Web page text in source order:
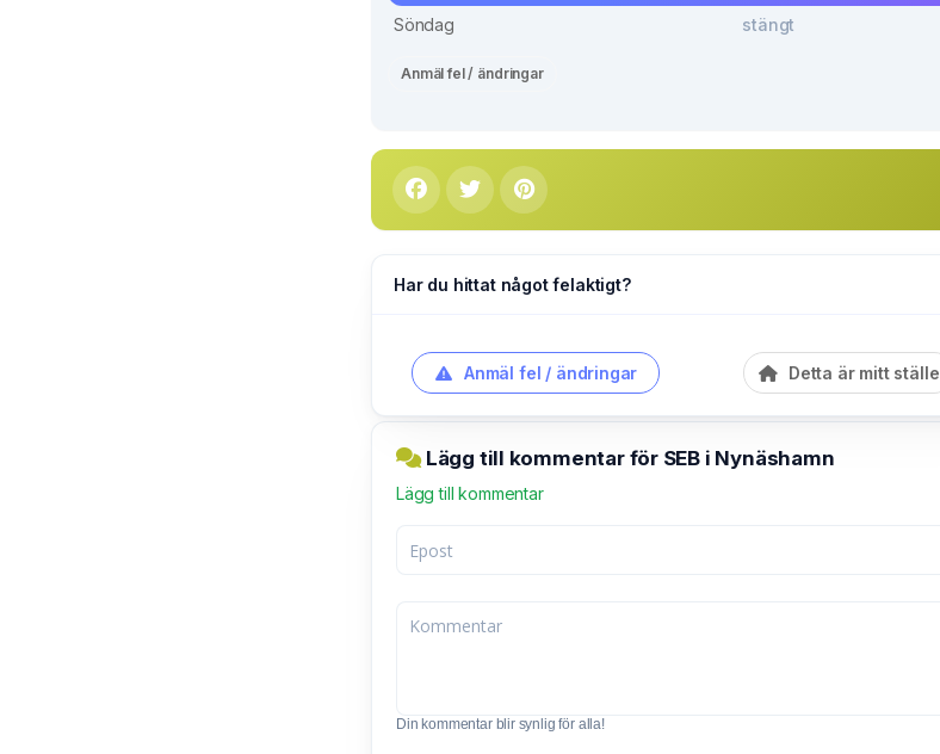
Söndag stängt
Anmäl fel / ändringar
Har du hittat något felaktigt?
Anmäl fel / ändringar Detta är mitt ställe
Lägg till kommentar för SEB i Nynäshamn
Lägg till kommentar
Din kommentar blir synlig för alla!